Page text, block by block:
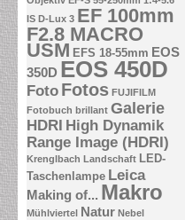
IS D-Lux 3 EF 100mm
F2.8 MACRO
USM EFS 18-55mm EOS
350D EOS 450D
Foto Fotos FUJIFILM
Fotobuch brillant Galerie
HDRI High Dynamik
Range Image (HDRI)
Krenglbach Landschaft LED-
Taschenlampe Leica
Making of... Makro
Mühlviertel Natur Nebel